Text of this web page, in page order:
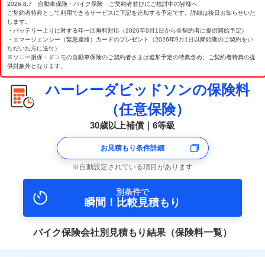
2026.8.7 自動車保険・バイク保険 ご契約者並びにご検討中の皆様へ
ご契約者特典として利用できるサービスに下記を追加する予定です。詳細は後日お知らせいた
します。
・バッテリー上りに対する年一回無料対応（2026年9月1日から全契約者に提供開始予定）
・エマージェンシー（緊急連絡）カードのプレゼント（2026年9月1日以降始期のご契約をい
ただいた方に送付）
※ソニー損保・ドコモの自動車保険のご契約者さまは追加予定の特典含め、ご契約者特典の提
供対象外となります。
ハーレーダビッドソンの保険料
（任意保険）
30歳以上補償｜6等級
お見積もり条件詳細
自動設定されている項目があります
別条件で
瞬間！比較見積もり
バイク保険会社別見積もり結果（保険料一覧）